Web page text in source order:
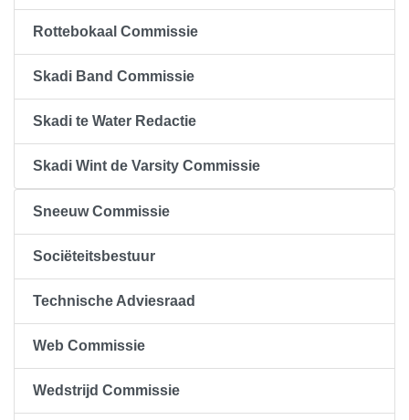
Rottebokaal Commissie
Skadi Band Commissie
Skadi te Water Redactie
Skadi Wint de Varsity Commissie
Sneeuw Commissie
Sociëteitsbestuur
Technische Adviesraad
Web Commissie
Wedstrijd Commissie